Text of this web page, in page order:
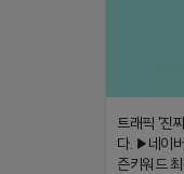
트래픽 ‘진
다. ▶네이
즌키워드